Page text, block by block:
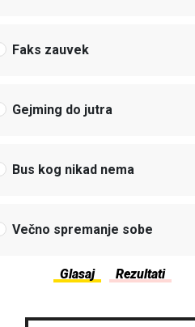
Faks zauvek
Gejming do jutra
Bus kog nikad nema
Večno spremanje sobe